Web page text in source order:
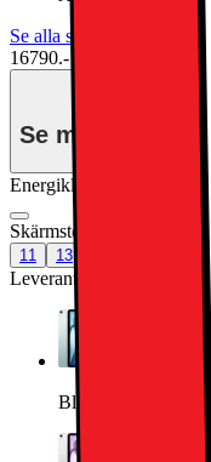
Se alla specifikationer
16790.-
Se månadspris
Energiklass
Skärmstorlek (tum)
11 13
Leverantörens färgnamn :
Blå